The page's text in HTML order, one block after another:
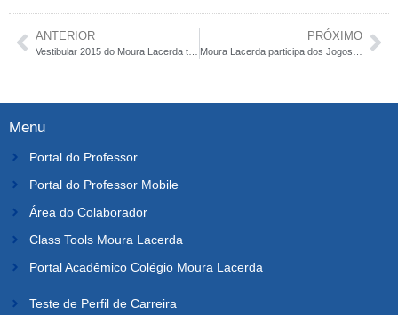
ANTERIOR PRÓXIMO
Menu
Portal do Professor
Portal do Professor Mobile
Área do Colaborador
Class Tools Moura Lacerda
Portal Acadêmico Colégio Moura Lacerda
Teste de Perfil de Carreira